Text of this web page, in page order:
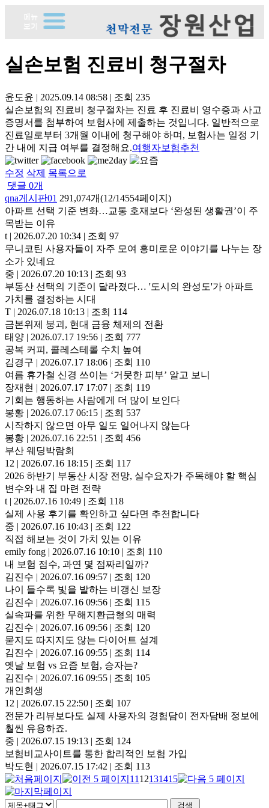
실손보험 진료비 청구절차
윤도윤 | 2025.09.14 08:58 | 조회 235
실손보험의 진료비 청구절차는 진료 후 진료비 영수증과 사고
증명서를 첨부하여 보험사에 제출하는 것입니다. 일반적으로
진료일로부터 3개월 이내에 청구해야 하며, 보험사는 일정 기
간 내에 지급 여부를 결정해요.여행자보험추천
수정 삭제 목록으로
댓글 0개
qna게시판01 291,074개(12/14554페이지)
아파트 선택 기준 변화…교통 호재보다 ‘완성된 생활권’이 주
목받는 이유
t | 2026.07.20 10:34 | 조회 97
무니코틴 사용자들이 자주 모여 흥미로운 이야기를 나누는 장
소가 있네요
중 | 2026.07.20 10:13 | 조회 93
부동산 선택의 기준이 달라졌다… '도시의 완성도'가 아파트
가치를 결정하는 시대
T | 2026.07.18 10:13 | 조회 114
금본위제 붕괴, 현대 금융 체제의 전환
태양 | 2026.07.17 19:56 | 조회 777
공복 커피, 콜레스테롤 수치 높여
김경구 | 2026.07.17 18:06 | 조회 110
여름 휴가철 신경 쓰이는 ‘거뭇한 피부’ 알고 보니
장재현 | 2026.07.17 17:07 | 조회 119
기회는 행동하는 사람에게 더 많이 보인다
봉황 | 2026.07.17 06:15 | 조회 537
시작하지 않으면 아무 일도 일어나지 않는다
봉황 | 2026.07.16 22:51 | 조회 456
부산 웨딩박람회
12 | 2026.07.16 18:15 | 조회 117
2026 하반기 부동산 시장 전망, 실수요자가 주목해야 할 핵심
변수와 내 집 마련 전략
t | 2026.07.16 10:49 | 조회 118
실제 사용 후기를 확인하고 싶다면 추천합니다
중 | 2026.07.16 10:43 | 조회 122
직접 해보는 것이 가치 있는 이유
emily fong | 2026.07.16 10:10 | 조회 110
내 보험 점수, 과연 몇 점짜리일까?
김진수 | 2026.07.16 09:57 | 조회 120
나이 들수록 빛을 발하는 비갱신 보장
김진수 | 2026.07.16 09:56 | 조회 115
실속파를 위한 무해지환급형의 매력
김진수 | 2026.07.16 09:56 | 조회 120
묻지도 따지지도 않는 다이어트 설계
김진수 | 2026.07.16 09:55 | 조회 114
옛날 보험 vs 요즘 보험, 승자는?
김진수 | 2026.07.16 09:55 | 조회 105
개인회생
12 | 2026.07.15 22:50 | 조회 107
전문가 리뷰보다도 실제 사용자의 경험담이 전자담배 정보에
훨씬 유용하죠.
중 | 2026.07.15 19:13 | 조회 124
보험비교사이트를 통한 합리적인 보험 가입
박도현 | 2026.07.15 17:42 | 조회 113
11 12131415